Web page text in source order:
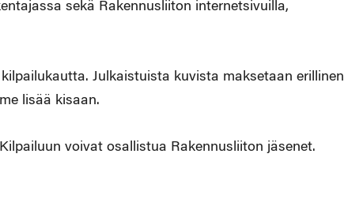
sekä Rakennusliiton internetsivuilla,
Julkaistuista kuvista maksetaan erillinen
lisää kisaan.
voivat osallistua Rakennusliiton jäsenet.